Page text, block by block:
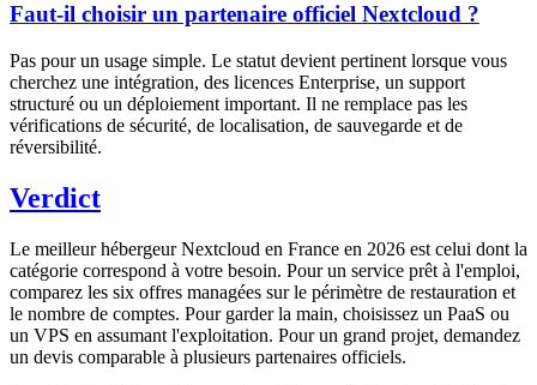
Faut-il choisir un partenaire officiel Nextcloud ?
Pas pour un usage simple. Le statut devient pertinent lorsque vous
cherchez une intégration, des licences Enterprise, un support
structuré ou un déploiement important. Il ne remplace pas les
vérifications de sécurité, de localisation, de sauvegarde et de
réversibilité.
Verdict
Le meilleur hébergeur Nextcloud en France en 2026 est celui dont la
catégorie correspond à votre besoin. Pour un service prêt à l'emploi,
comparez les six offres managées sur le périmètre de restauration et
le nombre de comptes. Pour garder la main, choisissez un PaaS ou
un VPS en assumant l'exploitation. Pour un grand projet, demandez
un devis comparable à plusieurs partenaires officiels.